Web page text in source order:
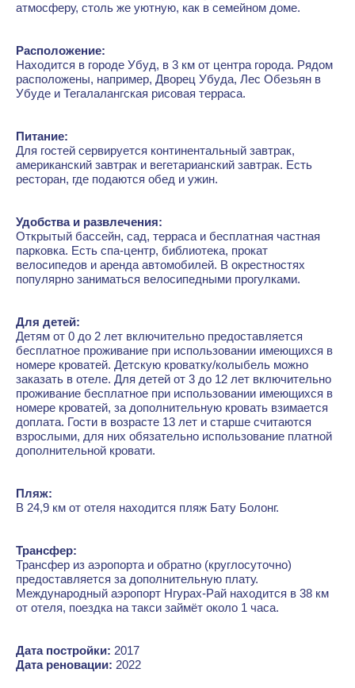
атмосферу, столь же уютную, как в семейном доме.
Расположение:
Находится в городе Убуд, в 3 км от центра города. Рядом
расположены, например, Дворец Убуда, Лес Обезьян в
Убуде и Тегалалангская рисовая терраса.
Питание:
Для гостей сервируется континентальный завтрак,
американский завтрак и вегетарианский завтрак. Есть
ресторан, где подаются обед и ужин.
Удобства и развлечения:
Открытый бассейн, сад, терраса и бесплатная частная
парковка. Есть спа-центр, библиотека, прокат
велосипедов и аренда автомобилей. В окрестностях
популярно заниматься велосипедными прогулками.
Для детей:
Детям от 0 до 2 лет включительно предоставляется
бесплатное проживание при использовании имеющихся в
номере кроватей. Детскую кроватку/колыбель можно
заказать в отеле. Для детей от 3 до 12 лет включительно
проживание бесплатное при использовании имеющихся в
номере кроватей, за дополнительную кровать взимается
доплата. Гости в возрасте 13 лет и старше считаются
взрослыми, для них обязательно использование платной
дополнительной кровати.
Пляж:
В 24,9 км от отеля находится пляж Бату Болонг.
Трансфер:
Трансфер из аэропорта и обратно (круглосуточно)
предоставляется за дополнительную плату.
Международный аэропорт Нгурах-Рай находится в 38 км
от отеля, поездка на такси займёт около 1 часа.
Дата постройки: 2017
Дата реновации: 2022